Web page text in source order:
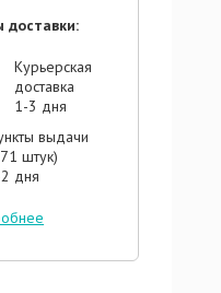
доставки:
Курьерская
доставка
1-3 дня
выдачи
штук)
дня